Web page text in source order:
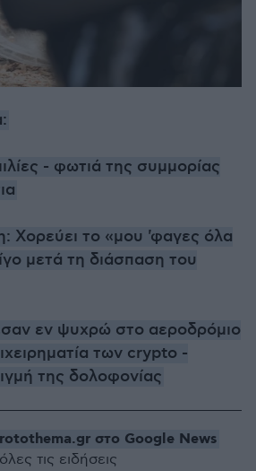
- φωτιά της συμμορίας
Χορεύει το «μου 'φαγες όλα
μετά τη διάσπαση του
εν ψυχρώ στο αεροδρόμιο
των crypto -
της δολοφονίας
στο Google News
τις ειδήσεις